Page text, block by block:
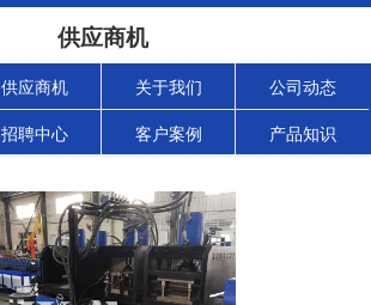
供应商机
供应商机 关于我们 公司动态
招聘中心 客户案例 产品知识